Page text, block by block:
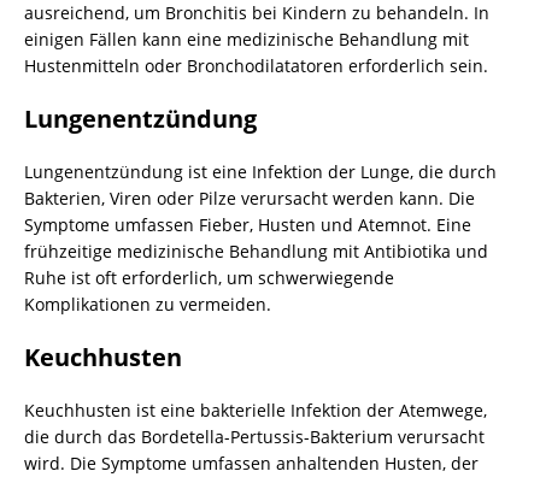
ausreichend, um Bronchitis bei Kindern zu behandeln. In
einigen Fällen kann eine medizinische Behandlung mit
Hustenmitteln oder Bronchodilatatoren erforderlich sein.
Lungenentzündung
Lungenentzündung ist eine Infektion der Lunge, die durch
Bakterien, Viren oder Pilze verursacht werden kann. Die
Symptome umfassen Fieber, Husten und Atemnot. Eine
frühzeitige medizinische Behandlung mit Antibiotika und
Ruhe ist oft erforderlich, um schwerwiegende
Komplikationen zu vermeiden.
Keuchhusten
Keuchhusten ist eine bakterielle Infektion der Atemwege,
die durch das Bordetella-Pertussis-Bakterium verursacht
wird. Die Symptome umfassen anhaltenden Husten, der